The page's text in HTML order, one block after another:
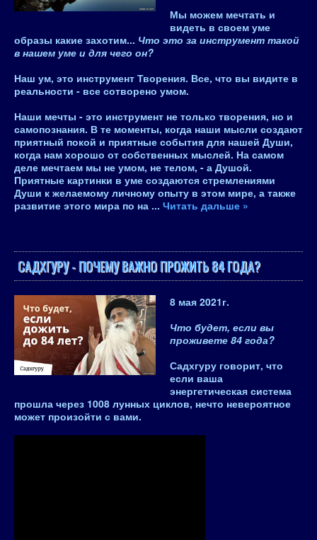
Мы можем мечтать и
видеть в своем уме
образы какие захотим... Что это за инструмент такой
в нашем уме и для чего он?
Наш ум, это инструмент Творения. Все, что вы видите в
реальности - все сотворено умом.
Наши мечты - это инструмент не только творения, но и
самопознания. В те моменты, когда наши мысли создают
приятный покой и приятные события для нашей Души,
когда нам хорошо от собственных мыслей. На самом
деле мечтаем мы не умом, не телом, - а Душой.
Приятные картинки в уме создаются стремлениями
Души к желаемому личному опыту в этом мире, а также
развитие этого мира по на ... Читать дальше »
САДХГУРУ - ПОЧЕМУ ВАЖНО ПРОЖИТЬ 84 ГОДА?
8 мая 2021г.
Что будет, если вы
проживете 84 года?
Садхгуру говорит, что
если ваша
энергетическая система
прошла через 1008 лунных циклов, нечто невероятное
может произойти с вами.